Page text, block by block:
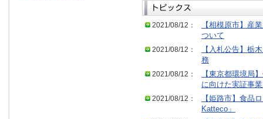
2021/08/12：
【相模原市】産
ついて
2021/08/12：
【入札公告】栃
務
2021/08/12：
【東京都環境局
に向けた実証事
2021/08/12：
【姫路市】食品
Katteco」